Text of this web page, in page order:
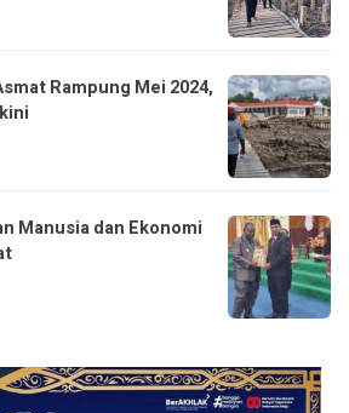
Rampung Mei 2024,
Manusia dan Ekonomi